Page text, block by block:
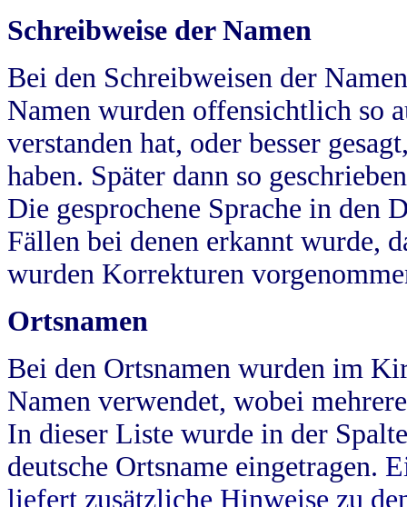
Schreibweise der Namen
Bei den Schreibweisen der
Namen wurden offensichtlich so
verstanden hat, oder besser
haben. Später dann so
Die gesprochene Sprache in
Fällen bei denen erkannt wurde,
wurden Korrekturen
Ortsnamen
Bei den Ortsnamen wurden im
Namen verwendet, wobei
In dieser Liste wurde in der
deutsche Ortsname eingetragen.
liefert zusätzliche Hinweise zu